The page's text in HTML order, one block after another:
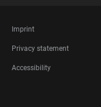
FOOTER
LEGAL
Imprint
Privacy statement
Accessibility